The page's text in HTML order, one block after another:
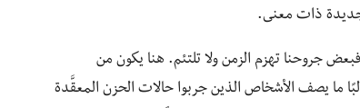
جديدة ذات معنى.
جروحنا تهزم الزمن ولا تلتئم. هنا يكون من
ما يصف الأشخاص الذين جربوا حالات الحزن المعقَّدة